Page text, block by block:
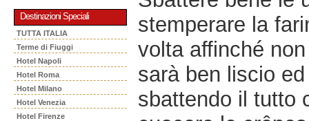
Destinazioni Speciali
TUTTA ITALIA
Terme di Fiuggi
Hotel Napoli
Hotel Roma
Hotel Milano
Hotel Venezia
Hotel Firenze
stemperare la
volta affinché
sarà ben liscio
sbattendo il tutto